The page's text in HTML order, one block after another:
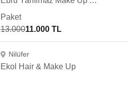
Paket
13.00011.000 TL
Nilüfer
Ekol Hair & Make Up